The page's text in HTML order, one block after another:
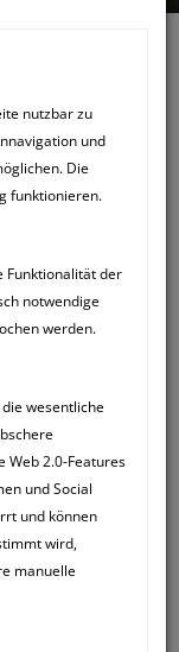
nutzbar zu
und
Die
funktionieren.
Funktionalität der
notwendige
werden.
wesentliche
Web 2.0-Features
und Social
und können
wird,
manuelle